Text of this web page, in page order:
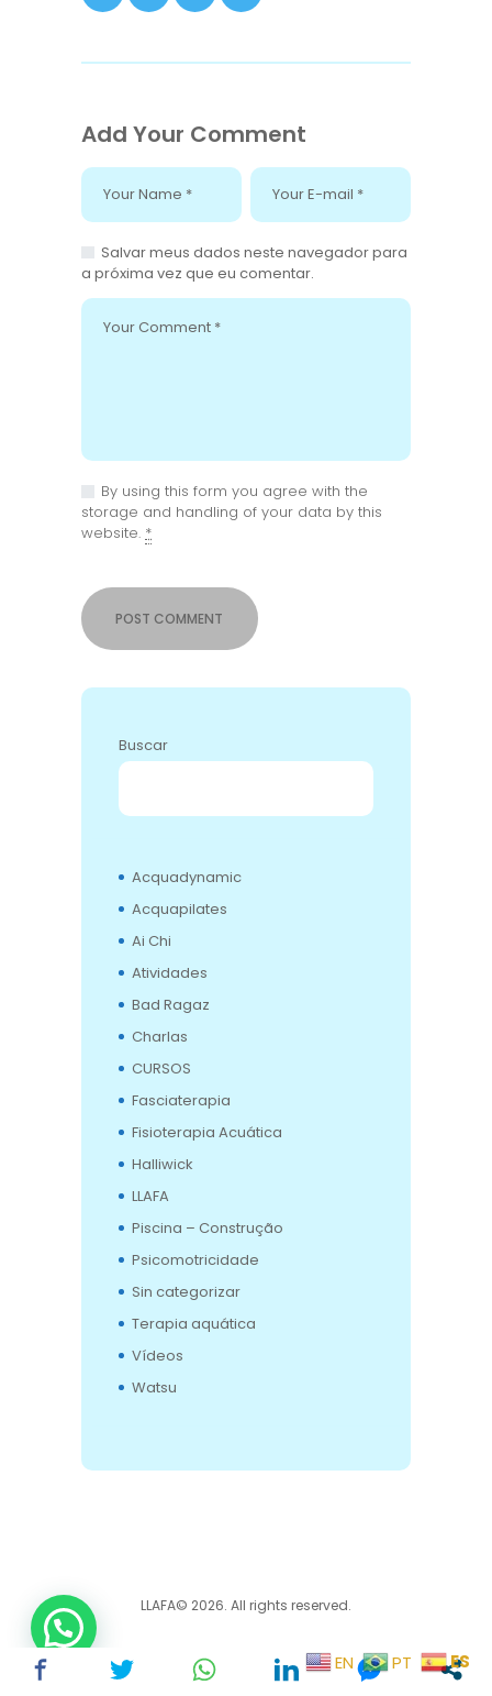
Add Your Comment
Salvar meus dados neste navegador para
a próxima vez que eu comentar.
By using this form you agree with the
storage and handling of your data by this
website. *
Buscar
Acquadynamic
Acquapilates
Ai Chi
Atividades
Bad Ragaz
Charlas
CURSOS
Fasciaterapia
Fisioterapia Acuática
Halliwick
LLAFA
Piscina – Construção
Psicomotricidade
Sin categorizar
Terapia aquática
Vídeos
Watsu
LLAFA© 2026. All rights reserved.
EN PT ES